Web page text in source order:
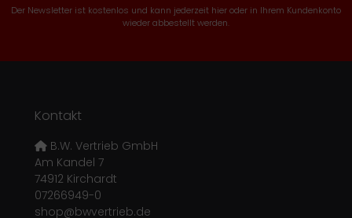
Der Newsletter ist kostenlos und kann jederzeit hier oder in Ihrem Kundenkonto
wieder abbestellt werden.
Kontakt
B.W. Vertrieb GmbH
Am Kandel 7
74912 Kirchardt
07266949-0
shop@bwvertrieb.de